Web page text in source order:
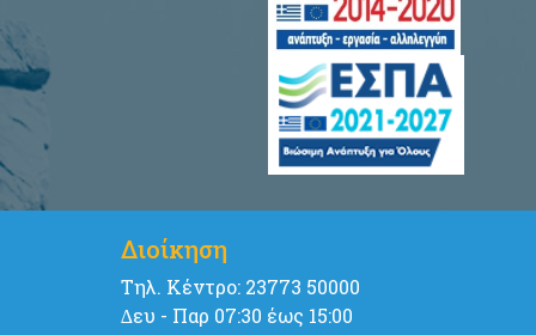
Διοίκηση
Tηλ. Κέντρο: 23773 50000
∆ευ - Παρ 07:30 έως 15:00